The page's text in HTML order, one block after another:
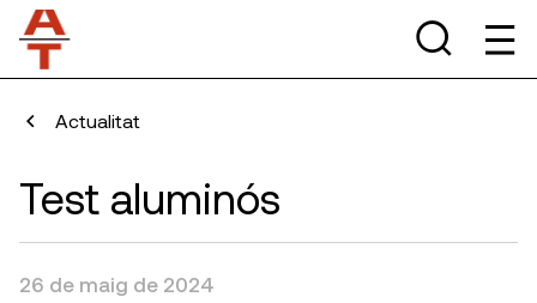
Actualitat
Test aluminós
26 de maig de 2024